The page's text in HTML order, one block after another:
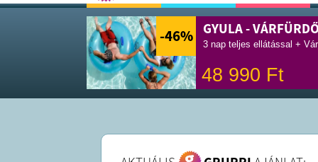
-46% GYULA -
3 nap teljes ellátással +
48 990 Ft